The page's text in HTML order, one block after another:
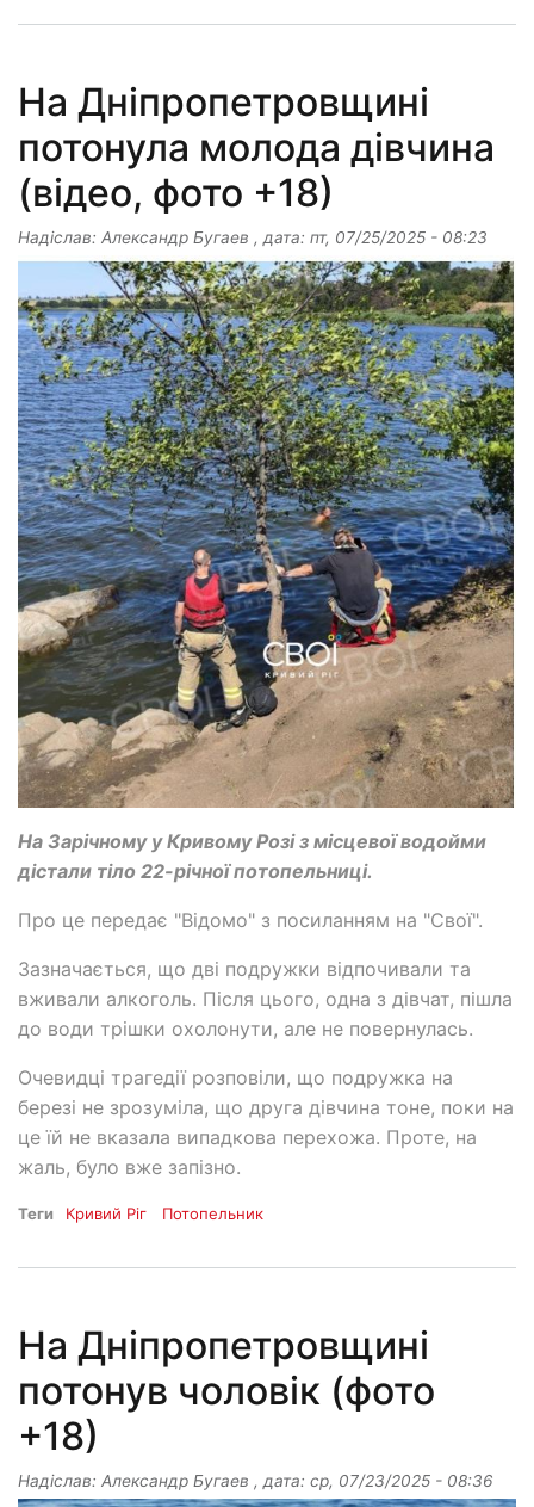
На Дніпропетровщині
потонула молода дівчина
(відео, фото +18)
Надіслав: Александр Бугаев , дата: пт, 07/25/2025 - 08:23
На Зарічному у Кривому Розі з місцевої водойми
дістали тіло 22-річної потопельниці.
Про це передає "Відомо" з посиланням на "Свої".
Зазначається, що дві подружки відпочивали та
вживали алкоголь. Після цього, одна з дівчат, пішла
до води трішки охолонути, але не повернулась.
Очевидці трагедії розповіли, що подружка на
березі не зрозуміла, що друга дівчина тоне, поки на
це їй не вказала випадкова перехожа. Проте, на
жаль, було вже запізно.
Теги Кривий Ріг Потопельник
На Дніпропетровщині
потонув чоловік (фото
+18)
Надіслав: Александр Бугаев , дата: ср, 07/23/2025 - 08:36